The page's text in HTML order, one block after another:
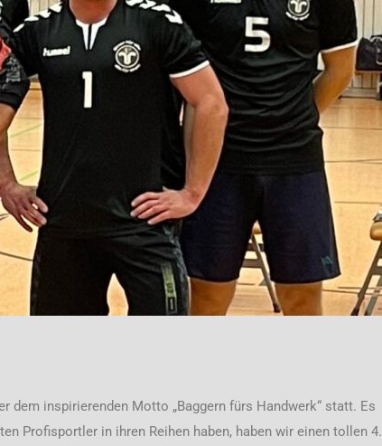
dem inspirierenden Motto „Baggern fürs Handwerk“ statt. Es
Profisportler in ihren Reihen haben, haben wir einen tollen 4.